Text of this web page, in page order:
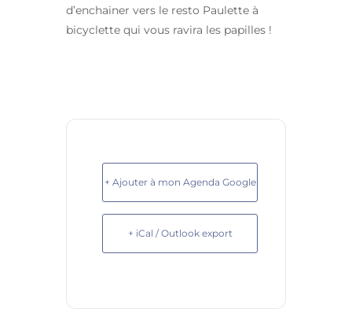
d’enchainer vers le resto Paulette à
bicyclette qui vous ravira les papilles !
+ Ajouter à mon Agenda Google
+ iCal / Outlook export